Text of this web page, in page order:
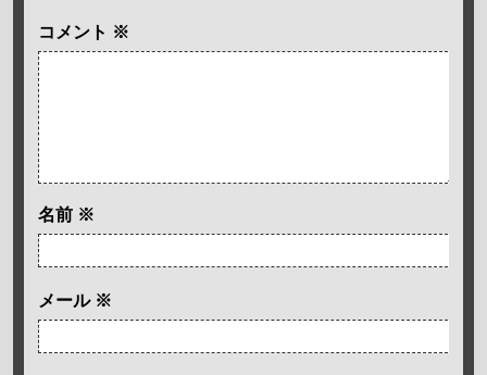
コメント ※
名前 ※
メール ※